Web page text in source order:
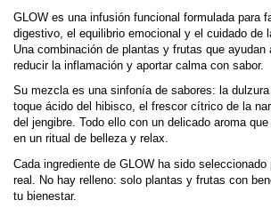
GLOW es una infusión funcional formulada para
digestivo, el equilibrio emocional y el cuidado de
Una combinación de plantas y frutas que ayudan
reducir la inflamación y aportar calma con sabor.
Su mezcla es una sinfonía de sabores: la
toque ácido del hibisco, el frescor cítrico de la
del jengibre. Todo ello con un delicado aroma
en un ritual de belleza y relax.
Cada ingrediente de GLOW ha sido
real. No hay relleno: solo plantas y frutas con
tu bienestar.